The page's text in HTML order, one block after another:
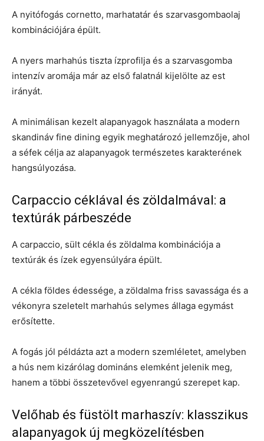
A nyitófogás cornetto, marhatatár és szarvasgombaolaj
kombinációjára épült.
A nyers marhahús tiszta ízprofilja és a szarvasgomba
intenzív aromája már az első falatnál kijelölte az est
irányát.
A minimálisan kezelt alapanyagok használata a modern
skandináv fine dining egyik meghatározó jellemzője, ahol
a séfek célja az alapanyagok természetes karakterének
hangsúlyozása.
Carpaccio céklával és zöldalmával: a
textúrák párbeszéde
A carpaccio, sült cékla és zöldalma kombinációja a
textúrák és ízek egyensúlyára épült.
A cékla földes édessége, a zöldalma friss savassága és a
vékonyra szeletelt marhahús selymes állaga egymást
erősítette.
A fogás jól példázta azt a modern szemléletet, amelyben
a hús nem kizárólag domináns elemként jelenik meg,
hanem a többi összetevővel egyenrangú szerepet kap.
Velőhab és füstölt marhaszív: klasszikus
alapanyagok új megközelítésben